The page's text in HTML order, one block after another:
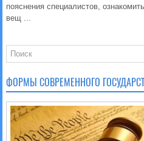
пояснения специалистов,
вещ ...
ФОРМЫ СОВРЕМЕННОГО